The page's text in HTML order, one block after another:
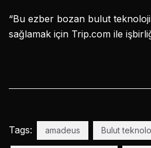
“Bu ezber bozan bulut
sağlamak için Trip.com ile
Tags: amadeus Bulut